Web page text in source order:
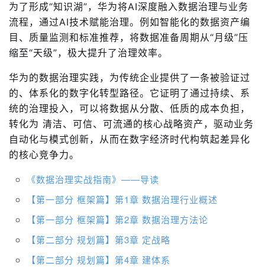
为了形成“知识湖”，华为将AI深度融入数据治理与业务
流程，通过AI技术赋能治理。例如智能化的数据资产编
目、质量监测和标准推荐，将数据准备周期从“月级”压
缩至“天级”，极大提升了治理效率。
华为的数据治理实践，为传统企业提供了一条被验证过
的、体系化的数字化转型路径。它证明了通过持续、系
统的治理投入，可以将数据从分散、低质的成本负担，
转化为 清洁、可信、可流通的核心战略资产，驱动业务
自动化与模式创新，从而在数字经济时代构筑起差异化
的核心竞争力。
《数据治理实战指南》——导读
【第一部分 框架篇】第1章 数据治理行业概述
【第一部分 框架篇】第2章 数据治理方法论
【第二部分 规划篇】第3章 定战略
【第二部分 规划篇】第4章 建体系